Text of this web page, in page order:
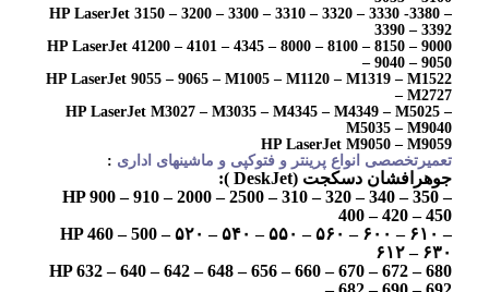
HP LaserJet 3150 – 3200 – 3300 – 3310 – 3320 – 3330 -3380 –
3390 – 3392
HP LaserJet 41200 – 4101 – 4345 – 8000 – 8100 – 8150 – 9000
– 9040 – 9050
HP LaserJet 9055 – 9065 – M1005 – M1120 – M1319 – M1522
– M2727
HP LaserJet M3027 – M3035 – M4345 – M4349 – M5025 –
M5035 – M9040
HP LaserJet M9050 – M9059
تعمیرتخصصی انواع پرینتر و فتوکپی و ماشینهای اداری :
جوهرافشان دسکجت (DeskJet ):
HP 900 – 910 – 2000 – 2500 – 310 – 320 – 340 – 350 –
400 – 420 – 450
HP 460 – 500 – ۵۲۰ – ۵۴۰ – ۵۵۰ – ۵۶۰ – ۶۰۰ – ۶۱۰ –
۶۱۲ – ۶۳۰
HP 632 – 640 – 642 – 648 – 656 – 660 – 670 – 672 – 680